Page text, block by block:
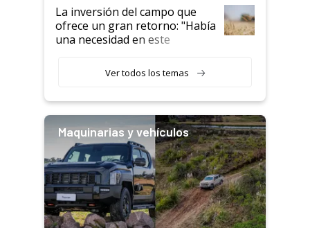
La inversión del campo que
ofrece un gran retorno: "Había
una necesidad en este
Ver todos los temas
Maquinarias y vehículos